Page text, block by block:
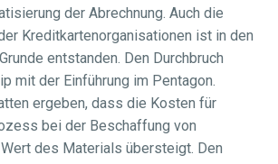
der Abrechnung. Auch die
Kreditkartenorganisationen ist in den
entstanden. Den Durchbruch
mit der Einführung im Pentagon.
ergeben, dass die Kosten für
bei der Beschaffung von
des Materials übersteigt. Den